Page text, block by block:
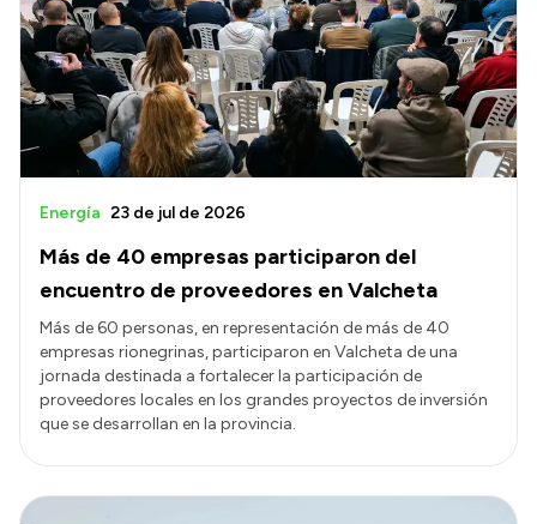
Más de 40 empresas participaron del
encuentro de proveedores en Valcheta
Energía 23 de jul de 2026
Más de 60 personas, en representación de más de 40
empresas rionegrinas, participaron en Valcheta de una
jornada destinada a fortalecer la participación de
proveedores locales en los grandes proyectos de inversión
que se desarrollan en la provincia.